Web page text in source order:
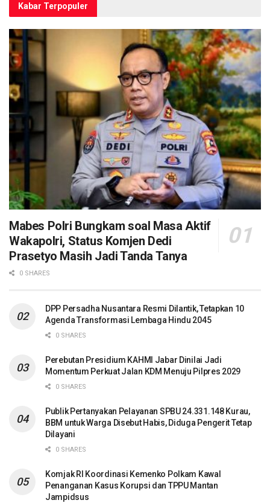
Kabar Terpopuler
Mabes Polri Bungkam soal Masa Aktif
Wakapolri, Status Komjen Dedi
Prasetyo Masih Jadi Tanda Tanya
0 SHARES
DPP Persadha Nusantara Resmi Dilantik, Tetapkan 10
Agenda Transformasi Lembaga Hindu 2045
0 SHARES
Perebutan Presidium KAHMI Jabar Dinilai Jadi
Momentum Perkuat Jalan KDM Menuju Pilpres 2029
0 SHARES
Publik Pertanyakan Pelayanan SPBU 24.331.148 Kurau,
BBM untuk Warga Disebut Habis, Diduga Pengerit Tetap
Dilayani
0 SHARES
Komjak RI Koordinasi Kemenko Polkam Kawal
Penanganan Kasus Korupsi dan TPPU Mantan
Jampidsus